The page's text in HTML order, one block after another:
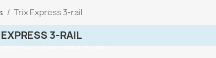
Trix Express 3-rail
ALTIJD EEN MAIL VAN MIJ!
3-RAIL